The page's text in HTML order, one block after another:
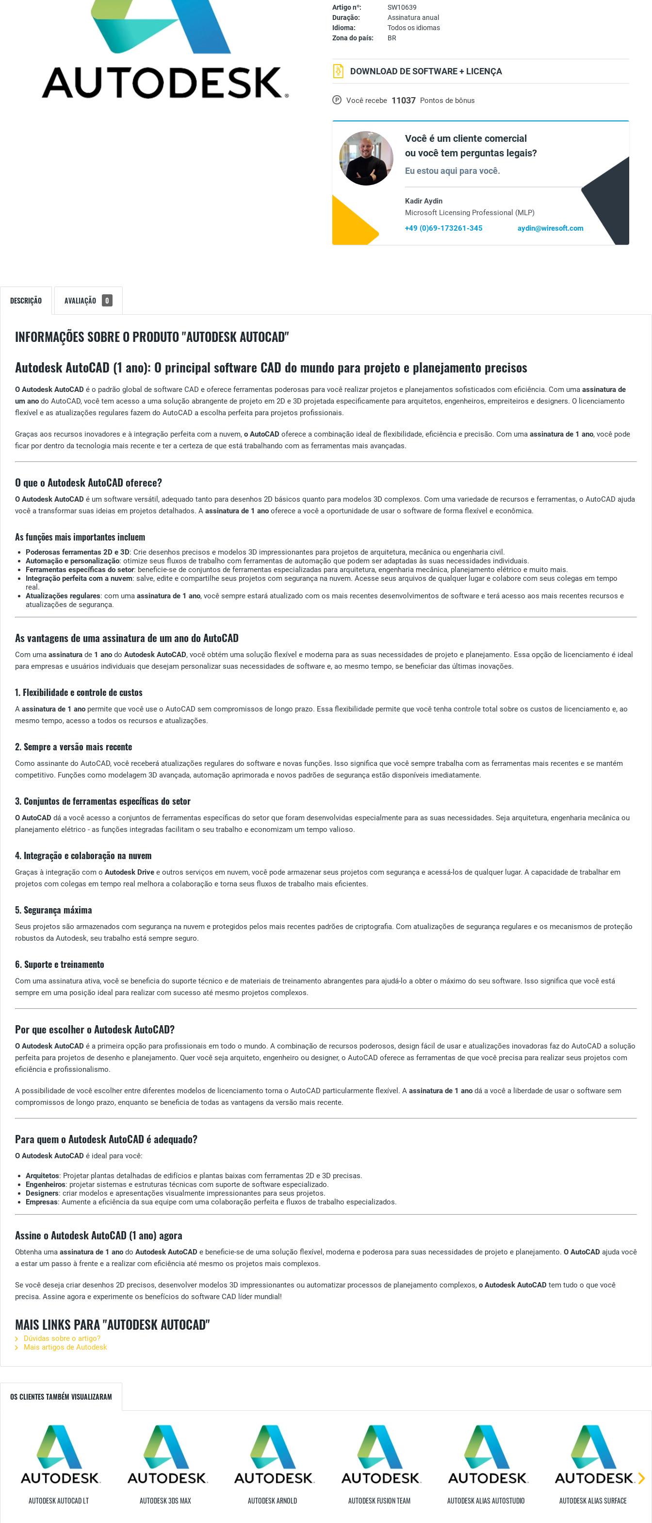
Artigo nº:
SW10639
Duração:
Assinatura anual
Idioma:
Todos os idiomas
Zona do país:
BR
P Você recebe 11037 Pontos de bônus
DOWNLOAD DE SOFTWARE + LICENÇA
Você é um cliente comercial
ou você tem perguntas legais?
Eu estou aqui para você.
Kadir Aydin
Microsoft Licensing Professional (MLP)
+49 (0)69-173261-345
aydin@wiresoft.com
DESCRIÇÃO AVALIAÇÃO 0
INFORMAÇÕES SOBRE O PRODUTO "AUTODESK AUTOCAD"
Autodesk AutoCAD (1 ano): O principal software CAD do mundo para projeto e planejamento precisos
O Autodesk AutoCAD é o padrão global de software CAD e oferece ferramentas poderosas para você realizar projetos e planejamentos sofisticados com eficiência. Com uma assinatura de
um ano do AutoCAD, você tem acesso a uma solução abrangente de projeto em 2D e 3D projetada especificamente para arquitetos, engenheiros, empreiteiros e designers. O licenciamento
flexível e as atualizações regulares fazem do AutoCAD a escolha perfeita para projetos profissionais.
Graças aos recursos inovadores e à integração perfeita com a nuvem, o AutoCAD oferece a combinação ideal de flexibilidade, eficiência e precisão. Com uma assinatura de 1 ano, você pode
ficar por dentro da tecnologia mais recente e ter a certeza de que está trabalhando com as ferramentas mais avançadas.
O que o Autodesk AutoCAD oferece?
O Autodesk AutoCAD é um software versátil, adequado tanto para desenhos 2D básicos quanto para modelos 3D complexos. Com uma variedade de recursos e ferramentas, o AutoCAD ajuda
você a transformar suas ideias em projetos detalhados. A assinatura de 1 ano oferece a você a oportunidade de usar o software de forma flexível e econômica.
As funções mais importantes incluem
Poderosas ferramentas 2D e 3D: Crie desenhos precisos e modelos 3D impressionantes para projetos de arquitetura, mecânica ou engenharia civil.
Automação e personalização: otimize seus fluxos de trabalho com ferramentas de automação que podem ser adaptadas às suas necessidades individuais.
Ferramentas específicas do setor: beneficie-se de conjuntos de ferramentas especializadas para arquitetura, engenharia mecânica, planejamento elétrico e muito mais.
Integração perfeita com a nuvem: salve, edite e compartilhe seus projetos com segurança na nuvem. Acesse seus arquivos de qualquer lugar e colabore com seus colegas em tempo
real.
Atualizações regulares: com uma assinatura de 1 ano, você sempre estará atualizado com os mais recentes desenvolvimentos de software e terá acesso aos mais recentes recursos e
atualizações de segurança.
As vantagens de uma assinatura de um ano do AutoCAD
Com uma assinatura de 1 ano do Autodesk AutoCAD, você obtém uma solução flexível e moderna para as suas necessidades de projeto e planejamento. Essa opção de licenciamento é ideal
para empresas e usuários individuais que desejam personalizar suas necessidades de software e, ao mesmo tempo, se beneficiar das últimas inovações.
1. Flexibilidade e controle de custos
A assinatura de 1 ano permite que você use o AutoCAD sem compromissos de longo prazo. Essa flexibilidade permite que você tenha controle total sobre os custos de licenciamento e, ao
mesmo tempo, acesso a todos os recursos e atualizações.
2.Sempre a versão mais recente
Como assinante do AutoCAD, você receberá atualizações regulares do software e novas funções. Isso significa que você sempre trabalha com as ferramentas mais recentes e se mantém
competitivo. Funções como modelagem 3D avançada, automação aprimorada e novos padrões de segurança estão disponíveis imediatamente.
3.Conjuntos de ferramentas específicas do setor
O AutoCAD dá a você acesso a conjuntos de ferramentas específicas do setor que foram desenvolvidas especialmente para as suas necessidades. Seja arquitetura, engenharia mecânica ou
planejamento elétrico - as funções integradas facilitam o seu trabalho e economizam um tempo valioso.
4. Integração e colaboração na nuvem
Graças à integração com o Autodesk Drive e outros serviços em nuvem, você pode armazenar seus projetos com segurança e acessá-los de qualquer lugar. A capacidade de trabalhar em
projetos com colegas em tempo real melhora a colaboração e torna seus fluxos de trabalho mais eficientes.
5.Segurança máxima
Seus projetos são armazenados com segurança na nuvem e protegidos pelos mais recentes padrões de criptografia. Com atualizações de segurança regulares e os mecanismos de proteção
robustos da Autodesk, seu trabalho está sempre seguro.
6.Suporte e treinamento
Com uma assinatura ativa, você se beneficia do suporte técnico e de materiais de treinamento abrangentes para ajudá-lo a obter o máximo do seu software. Isso significa que você está
sempre em uma posição ideal para realizar com sucesso até mesmo projetos complexos.
Por que escolher o Autodesk AutoCAD?
O Autodesk AutoCAD é a primeira opção para profissionais em todo o mundo. A combinação de recursos poderosos, design fácil de usar e atualizações inovadoras faz do AutoCAD a solução
perfeita para projetos de desenho e planejamento. Quer você seja arquiteto, engenheiro ou designer, o AutoCAD oferece as ferramentas de que você precisa para realizar seus projetos com
eficiência e profissionalismo.
A possibilidade de você escolher entre diferentes modelos de licenciamento torna o AutoCAD particularmente flexível. A assinatura de 1 ano dá a você a liberdade de usar o software sem
compromissos de longo prazo, enquanto se beneficia de todas as vantagens da versão mais recente.
Para quem o Autodesk AutoCAD é adequado?
O Autodesk AutoCAD é ideal para você:
Arquitetos: Projetar plantas detalhadas de edifícios e plantas baixas com ferramentas 2D e 3D precisas.
Engenheiros: projetar sistemas e estruturas técnicas com suporte de software especializado.
Designers: criar modelos e apresentações visualmente impressionantes para seus projetos.
Empresas: Aumente a eficiência da sua equipe com uma colaboração perfeita e fluxos de trabalho especializados.
Assine o Autodesk AutoCAD (1 ano) agora
Obtenha uma assinatura de 1 ano do Autodesk AutoCAD e beneficie-se de uma solução flexível, moderna e poderosa para suas necessidades de projeto e planejamento. O AutoCAD ajuda você
a estar um passo à frente e a realizar com eficiência até mesmo os projetos mais complexos.
Se você deseja criar desenhos 2D precisos, desenvolver modelos 3D impressionantes ou automatizar processos de planejamento complexos, o Autodesk AutoCAD tem tudo o que você
precisa. Assine agora e experimente os benefícios do software CAD líder mundial!
MAIS LINKS PARA "AUTODESK AUTOCAD"
Dúvidas sobre o artigo?
Mais artigos de Autodesk
OS CLIENTES TAMBÉM VISUALIZARAM
AUTODESK AUTOCAD LT AUTODESK 3DS MAX AUTODESK ARNOLD AUTODESK FUSION TEAM AUTODESK ALIAS AUTOSTUDIO AUTODESK ALIAS SURFACE